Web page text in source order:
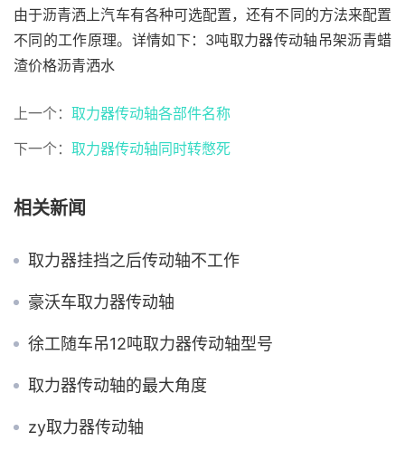
由于沥青洒上汽车有各种可选配置，还有不同的方法来配置
不同的工作原理。详情如下：3吨取力器传动轴吊架沥青蜡
渣价格沥青洒水
上一个： 取力器传动轴各部件名称
下一个： 取力器传动轴同时转憋死
相关新闻
取力器挂挡之后传动轴不工作
豪沃车取力器传动轴
徐工随车吊12吨取力器传动轴型号
取力器传动轴的最大角度
zy取力器传动轴